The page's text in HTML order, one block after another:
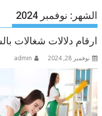
الشهر: نوفمبر 2024
ارقام دلالات شغالات بالشهر
نوفمبر 28, 2024 admin